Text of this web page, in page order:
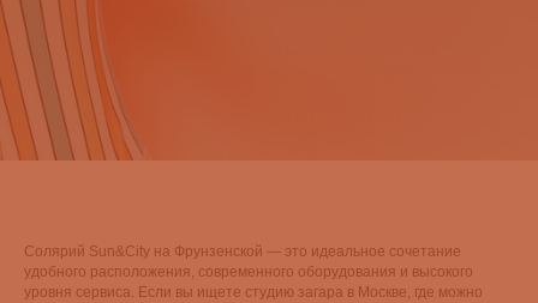
Солярий Sun&City на Фрунзенской — это идеальное сочетание
удобного расположения, современного оборудования и высокого
уровня сервиса. Если вы ищете студию загара в Москве, где можно